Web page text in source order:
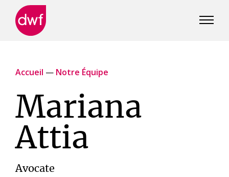
Accueil — Notre Équipe
Mariana
Attia
Avocate